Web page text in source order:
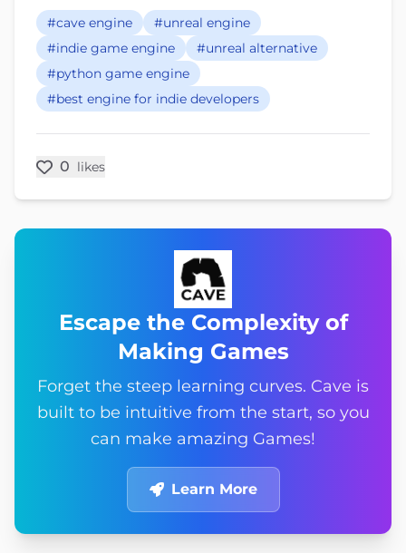
#cave engine
#unreal engine
#indie game engine
#unreal alternative
#python game engine
#best engine for indie developers
0 likes
Escape the Complexity of
Making Games
Forget the steep learning curves. Cave is
built to be intuitive from the start, so you
can make amazing Games!
Learn More